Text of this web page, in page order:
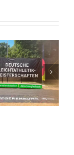
LAZ
Masters
sammeln
DM-
Normen